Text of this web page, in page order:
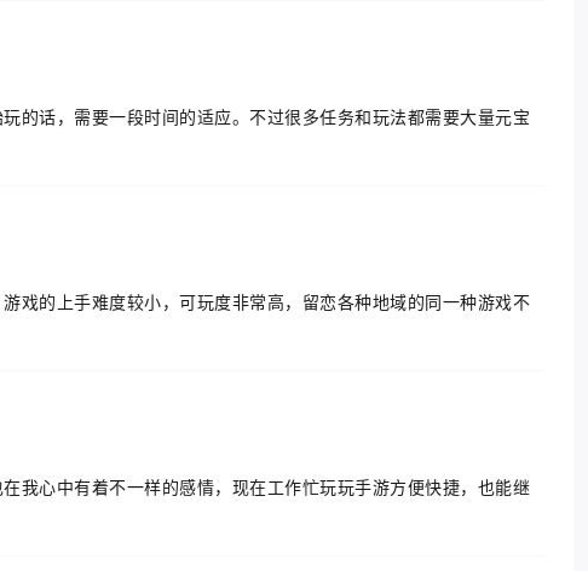
的话，需要一段时间的适应。不过很多任务和玩法都需要大量元宝
戏的上手难度较小，可玩度非常高，留恋各种地域的同一种游戏不
我心中有着不一样的感情，现在工作忙玩玩手游方便快捷，也能继